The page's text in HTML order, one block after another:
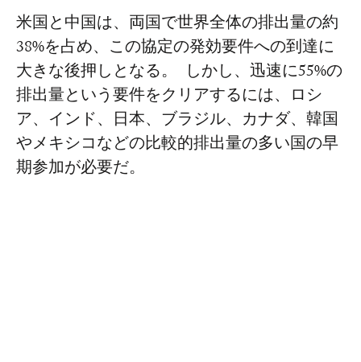
米国と中国は、両国で世界全体の排出量の約
38%を占め、この協定の発効要件への到達に
大きな後押しとなる。 しかし、迅速に55%の
排出量という要件をクリアするには、ロシ
ア、インド、日本、ブラジル、カナダ、韓国
やメキシコなどの比較的排出量の多い国の早
期参加が必要だ。